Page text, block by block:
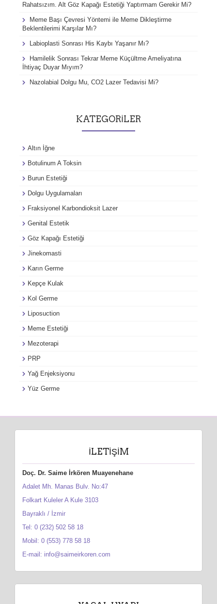
Rahatsızım. Alt Göz Kapağı Estetiği Yaptırmam Gerekir Mi?
Meme Başı Çevresi Yöntemi ile Meme Dikleştirme
Beklentilerimi Karşılar Mı?
Labioplasti Sonrası His Kaybı Yaşanır Mı?
Hamilelik Sonrası Tekrar Meme Küçültme Ameliyatına
İhtiyaç Duyar Mıyım?
Nazolabial Dolgu Mu, CO2 Lazer Tedavisi Mi?
KATEGORILER
Altın İğne
Botulinum A Toksin
Burun Estetiği
Dolgu Uygulamaları
Fraksiyonel Karbondioksit Lazer
Genital Estetik
Göz Kapağı Estetiği
Jinekomasti
Karın Germe
Kepçe Kulak
Kol Germe
Liposuction
Meme Estetiği
Mezoterapi
PRP
Yağ Enjeksiyonu
Yüz Germe
İLETIŞIM
Doç. Dr. Saime İrkören Muayenehane
Adalet Mh. Manas Bulv. No:47
Folkart Kuleler A Kule 3103
Bayraklı / İzmir
Tel: 0 (232) 502 58 18
Mobil: 0 (553) 778 58 18
E-mail: info@saimeirkoren.com